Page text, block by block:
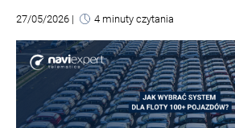
27/05/2026 | 4 minuty czytania